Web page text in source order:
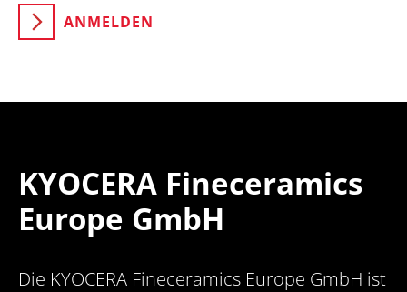
KYOCERA Fineceramics
Europe GmbH
Die KYOCERA Fineceramics Europe GmbH ist
ANMELDEN